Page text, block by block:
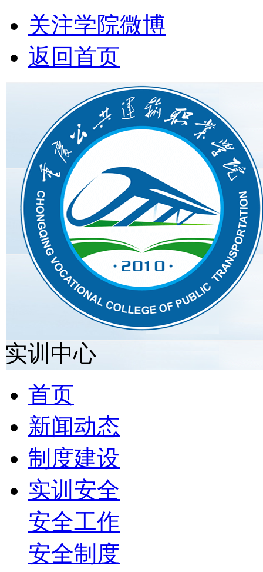
关注学院微博
返回首页
实训中心
首页
新闻动态
制度建设
实训安全
安全工作
安全制度